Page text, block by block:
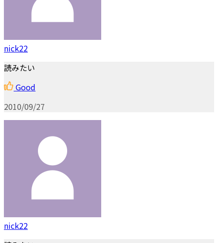
nick22
読みたい
Good
2010/09/27
nick22